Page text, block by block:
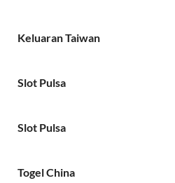
Keluaran Taiwan
Slot Pulsa
Slot Pulsa
Togel China